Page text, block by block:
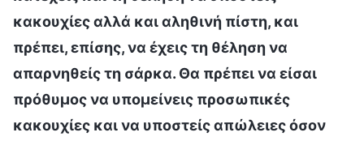
κακουχίες αλλά και αληθινή πίστη, και
πρέπει, επίσης, να έχεις τη θέληση να
απαρνηθείς τη σάρκα. Θα πρέπει να είσαι
πρόθυμος να υπομείνεις προσωπικές
κακουχίες και να υποστείς απώλειες όσον